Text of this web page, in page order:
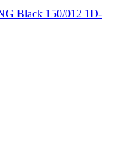
Black 150/012 1D-